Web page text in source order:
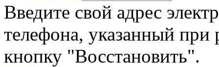
Введите свой адрес
телефона, указанный при
кнопку "Восстановить".